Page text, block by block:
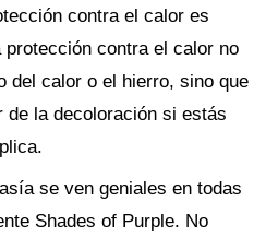
contra el calor es
protección contra el calor no
del calor o el hierro, sino que
de la decoloración si estás
se ven geniales en todas
Shades of Purple. No